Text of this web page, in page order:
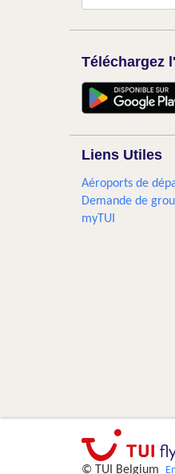
Téléchargez
Liens Utiles
Aéroports de
Demande de
myTUI
© TUI Belgium